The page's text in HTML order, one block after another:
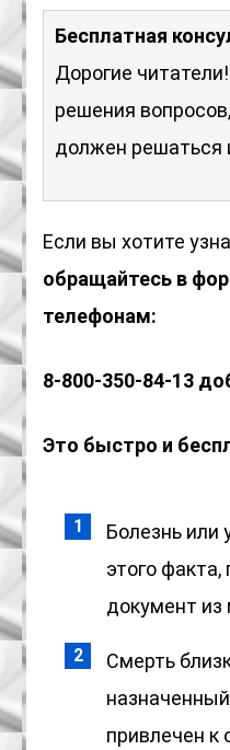
Бесплатная
Дорогие
решения
должен решаться
Если вы хотите
обращайтесь в
телефонам:
8-800-350-84-13
Это быстро и
Болезнь или
этого
документ из
Смерть
привлечен к